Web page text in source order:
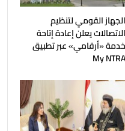
الجهاز القومي لتنظيم
الاتصالات يعلن إعادة إتاحة
خدمة «أرقامي» عبر تطبيق
My NTRA